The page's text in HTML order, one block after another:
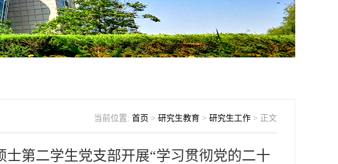
当前位置: 首页 > 研究生教育 > 研究生工作 > 正文
第二学生党支部开展“学习贯彻党的二十